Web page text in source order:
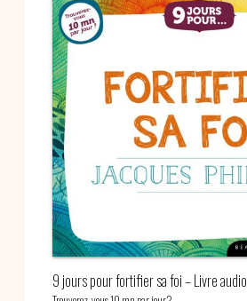
9 jours pour fortifier sa foi – Livre audio